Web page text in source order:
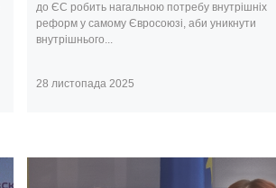
до ЄС робить нагальною потребу внутрішніх
реформ у самому Євросоюзі, аби уникнути
внутрішнього...
28 листопада 2025